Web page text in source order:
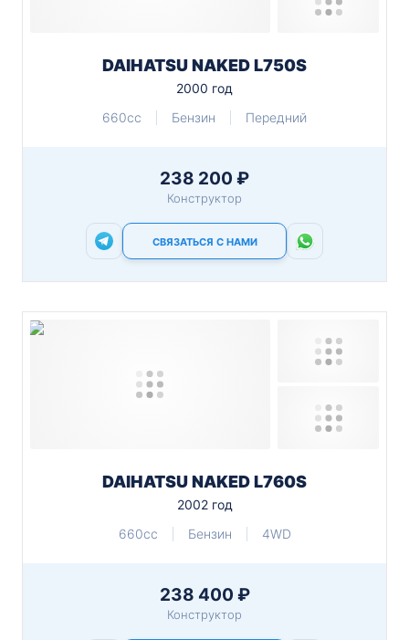
DAIHATSU NAKED L750S
2000 год
660cc
Бензин Передний
238 200 ₽
Конструктор
СВЯЗАТЬСЯ С НАМИ
DAIHATSU NAKED L760S
2002 год
660cc
Бензин 4WD
238 400 ₽
Конструктор